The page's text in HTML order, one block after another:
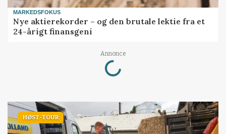
MARKEDSFOKUS
Nye aktierekorder – og den brutale lektie fra et
24-årigt finansgeni
Annonce
Loading...
HØST-TOUR